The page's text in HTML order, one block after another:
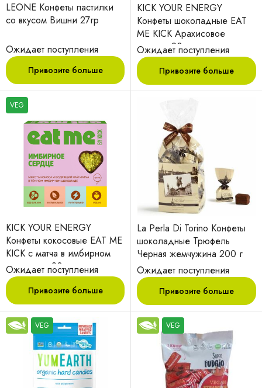
LEONE Конфеты пастилки
со вкусом Вишни 27гр
Ожидает поступления
Привозите больше
KICK YOUR ENERGY
Конфеты шоколадные EAT
ME KICK Арахисовое
сердце 90гр
Ожидает поступления
Привозите больше
VEG
KICK YOUR ENERGY
Конфеты кокосовые EAT ME
KICK с матча в имбирном
шоколаде 90гр
Ожидает поступления
Привозите больше
La Perla Di Torino Конфеты
шоколадные Трюфель
Черная жемчужина 200 г
Ожидает поступления
Привозите больше
VEG VEG